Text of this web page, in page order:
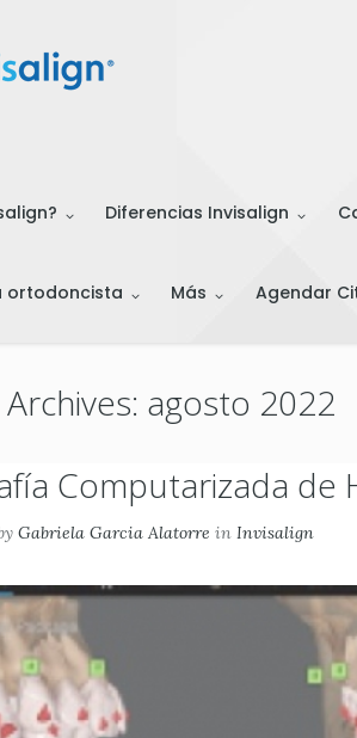
Diferencias Invisalign
ortodoncista Más Agendar
agosto 2022
Computarizada de
Gabriela Garcia Alatorre in Invisalign